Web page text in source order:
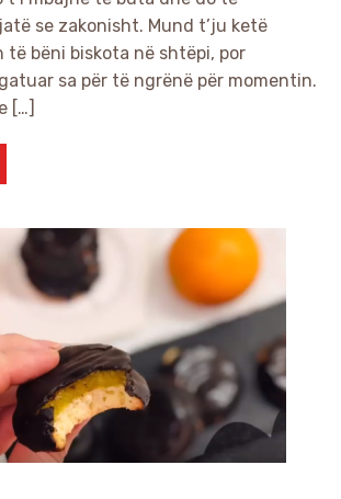
se zakonisht. Mund t’ju ketë
të bëni biskota në shtëpi, por
sa për të ngrënë për momentin.
[…]